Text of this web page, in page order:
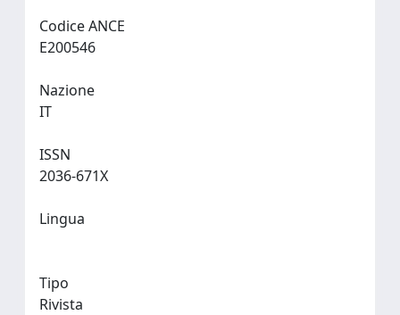
Codice ANCE
Nazione
ISSN
Lingua
Tipo
Rivista